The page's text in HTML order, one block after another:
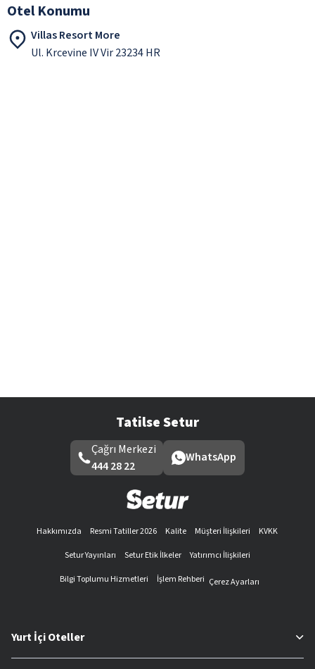
Otel Konumu
Villas Resort More
Ul. Krcevine IV Vir 23234 HR
Tatilse Setur
Çağrı Merkezi
444 28 22
WhatsApp
Hakkımızda Resmi Tatiller 2026 Kalite Müşteri İlişkileri
KVKK
Setur Yayınları
Setur Etik İlkeler
Yatırımcı İlişkileri
Bilgi Toplumu Hizmetleri
İşlem Rehberi Çerez Ayarları
Yurt İçi Oteller